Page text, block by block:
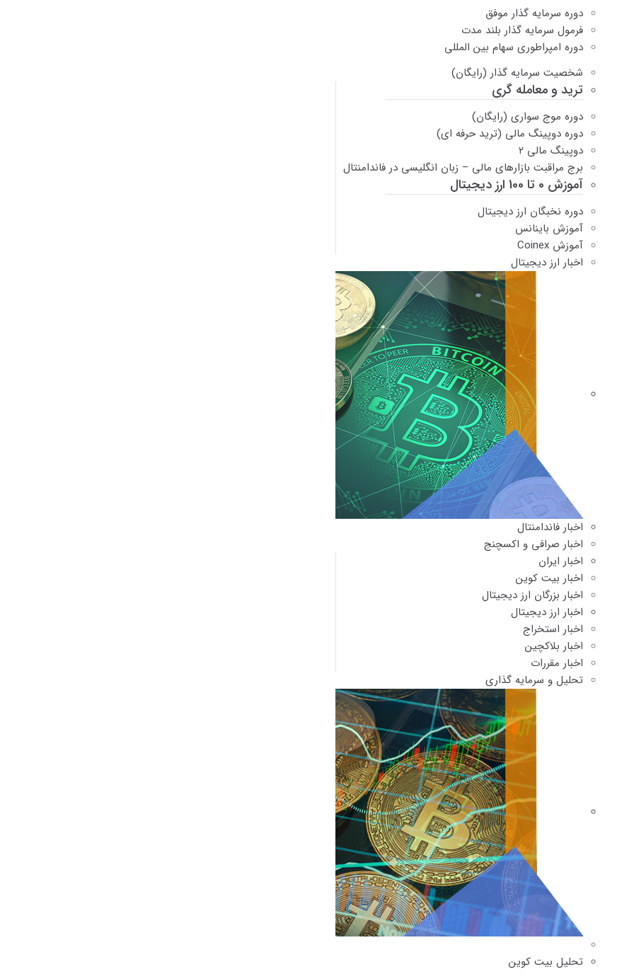
دوره سرمایه گذار موفق
فرمول سرمایه گذار بلند مدت
دوره امپراطوری سهام بین المللی
شخصیت سرمایه گذار (رایگان)
ترید و معامله گری
دوره موج سواری (رایگان)
دوره دوپینگ مالی (ترید حرفه ای)
دوپینگ مالی ۲
برج مراقبت بازارهای مالی – زبان انگلیسی در فاندامنتال
آموزش 0 تا 100 ارز دیجیتال
دوره نخبگان ارز دیجیتال
آموزش باینانس
آموزش Coinex
اخبار ارز دیجیتال
اخبار فاندامنتال
اخبار صرافی و اکسچنج
اخبار ایران
اخبار بیت کوین
اخبار بزرگان ارز دیجیتال
اخبار ارز دیجیتال
اخبار استخراج
اخبار بلاکچین
اخبار مقررات
تحلیل و سرمایه گذاری
تحلیل بیت کوین